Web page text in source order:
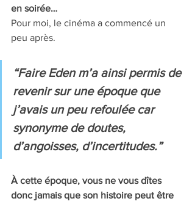
en soirée…
Pour moi, le cinéma a commencé un
peu après.
“Faire Eden m’a ainsi permis de
revenir sur une époque que
j’avais un peu refoulée car
synonyme de doutes,
d’angoisses, d’incertitudes.”
À cette époque, vous ne vous dîtes
donc jamais que son histoire peut être